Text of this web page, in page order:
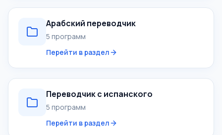
Арабский переводчик
5 программ
Перейти в раздел
Переводчик с испанского
5 программ
Перейти в раздел